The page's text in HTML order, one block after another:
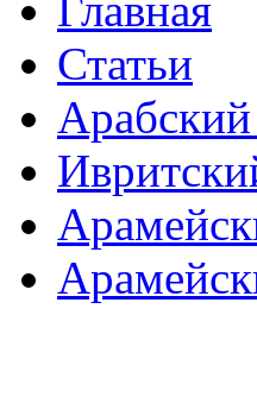
Статьи